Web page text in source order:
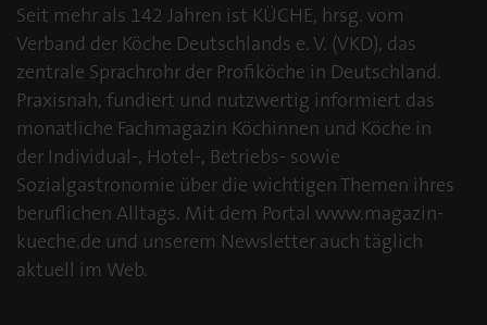
Seit mehr als 142 Jahren ist KÜCHE, hrsg. vom
Verband der Köche Deutschlands e. V. (VKD), das
zentrale Sprachrohr der Profiköche in Deutschland.
Praxisnah, fundiert und nutzwertig informiert das
monatliche Fachmagazin Köchinnen und Köche in
der Individual-, Hotel-, Betriebs- sowie
Sozialgastronomie über die wichtigen Themen ihres
beruflichen Alltags. Mit dem Portal www.magazin-
kueche.de und unserem Newsletter auch täglich
aktuell im Web.